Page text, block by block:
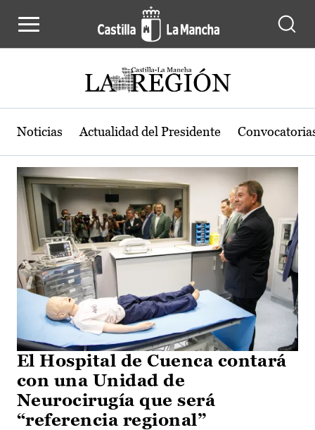
Actualidad de la región de Castilla-
Noticias Actualidad del Presidente
El Hospital de Cuenca contará
con una Unidad de
Neurocirugía que será
“referencia regional”